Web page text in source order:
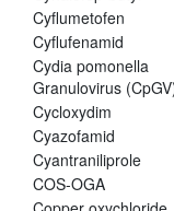
Cyflumetofen
Cyflufenamid
Cydia pomonella
Granulovirus
Cycloxydim
Cyazofamid
Cyantraniliprole
COS-OGA